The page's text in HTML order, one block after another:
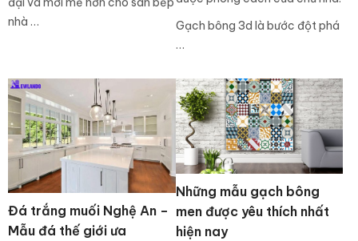
nhà …
Gạch bông 3d là bước đột phá
…
Đá trắng muối Nghệ An –
Mẫu đá thế giới ưa
Những mẫu gạch bông
men được yêu thích nhất
hiện nay